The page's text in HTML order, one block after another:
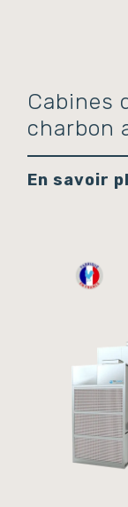
Cabines
charbon
En savoir